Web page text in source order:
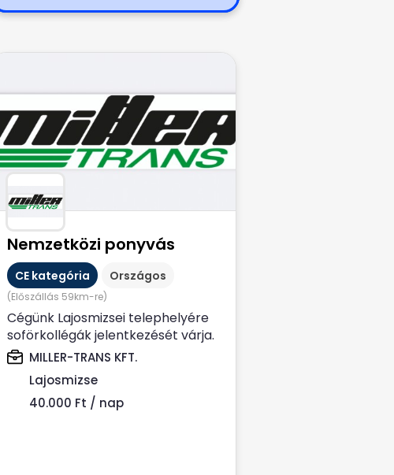
Nemzetközi ponyvás
CE kategória Országos
(Előszállás 59km-re)
Cégünk Lajosmizsei telephelyére
soförkollégák jelentkezését várja.
Hosszú távra, Nemzetközi,
Ponyvás...
MILLER-TRANS KFT.
Lajosmizse
40.000 Ft / nap